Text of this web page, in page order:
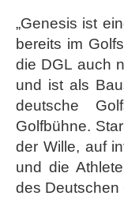
„Genesis ist
bereits im
die DGL auch
und ist als
deutsche
Golfbühne.
der Wille, auf
und die
des Deutschen